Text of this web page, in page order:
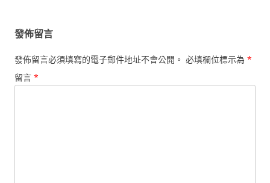
發佈留言
發佈留言必須填寫的電子郵件地址不會公開。 必填欄位標示為 *
留言 *